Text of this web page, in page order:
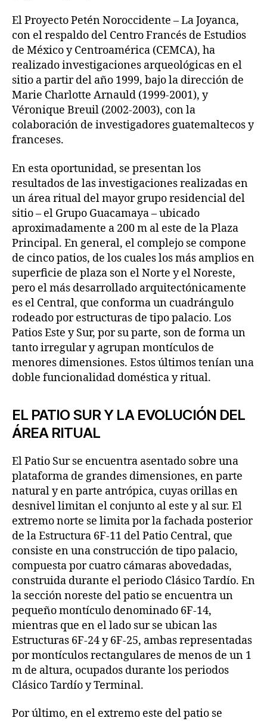
El Proyecto Petén Noroccidente – La Joyanca,
con el respaldo del Centro Francés de Estudios
de México y Centroamérica (CEMCA), ha
realizado investigaciones arqueológicas en el
sitio a partir del año 1999, bajo la dirección de
Marie Charlotte Arnauld (1999-2001), y
Véronique Breuil (2002-2003), con la
colaboración de investigadores guatemaltecos y
franceses.
En esta oportunidad, se presentan los
resultados de las investigaciones realizadas en
un área ritual del mayor grupo residencial del
sitio – el Grupo Guacamaya – ubicado
aproximadamente a 200 m al este de la Plaza
Principal. En general, el complejo se compone
de cinco patios, de los cuales los más amplios en
superficie de plaza son el Norte y el Noreste,
pero el más desarrollado arquitectónicamente
es el Central, que conforma un cuadrángulo
rodeado por estructuras de tipo palacio. Los
Patios Este y Sur, por su parte, son de forma un
tanto irregular y agrupan montículos de
menores dimensiones. Estos últimos tenían una
doble funcionalidad doméstica y ritual.
EL PATIO SUR Y LA EVOLUCIÓN DEL
ÁREA RITUAL
El Patio Sur se encuentra asentado sobre una
plataforma de grandes dimensiones, en parte
natural y en parte antrópica, cuyas orillas en
desnivel limitan el conjunto al este y al sur. El
extremo norte se limita por la fachada posterior
de la Estructura 6F-11 del Patio Central, que
consiste en una construcción de tipo palacio,
compuesta por cuatro cámaras abovedadas,
construida durante el periodo Clásico Tardío. En
la sección noreste del patio se encuentra un
pequeño montículo denominado 6F-14,
mientras que en el lado sur se ubican las
Estructuras 6F-24 y 6F-25, ambas representadas
por montículos rectangulares de menos de un 1
m de altura, ocupados durante los periodos
Clásico Tardío y Terminal.
Por último, en el extremo este del patio se